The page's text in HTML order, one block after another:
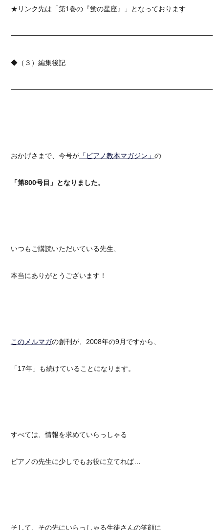
★リンク先は「第1巻の『蛍の星座』」となっております
◆（３）編集後記
おかげさまで、今号が「ピアノ教本マガジン」 の
「第800号目」となりました。
いつもご購読いただいている先生、
本当にありがとうございます！
このメルマガの創刊が、2008年の9月ですから、
「17年」も続けていることになります。
すべては、情報を求めていらっしゃる
ピアノの先生に少しでもお役に立てれば…
そして、その先にいらっしゃる生徒さんの笑顔に